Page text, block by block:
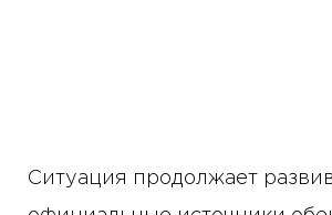
Ситуация продолжает